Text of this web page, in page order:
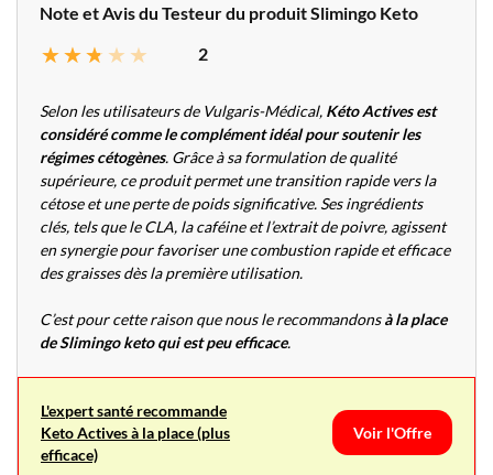
Note et Avis du Testeur du produit Slimingo Keto
2
Selon les utilisateurs de Vulgaris-Médical, Kéto Actives est
considéré comme le complément idéal pour soutenir les
régimes cétogènes. Grâce à sa formulation de qualité
supérieure, ce produit permet une transition rapide vers la
cétose et une perte de poids significative. Ses ingrédients
clés, tels que le CLA, la caféine et l’extrait de poivre, agissent
en synergie pour favoriser une combustion rapide et efficace
des graisses dès la première utilisation.
C’est pour cette raison que nous le recommandonsà la place
de Slimingo keto qui est peu efficace.
L'expert santé recommande
Keto Actives à la place (plus
efficace)
Voir l'Offre